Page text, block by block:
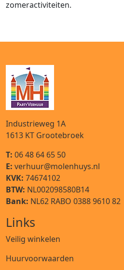
zomeractiviteiten.
Industrieweg 1A
1613 KT Grootebroek
T: 06 48 64 65 50
E: verhuur@molenhuys.nl
KVK: 74674102
BTW: NL002098580B14
Bank: NL62 RABO 0388 9610 82
Links
Veilig winkelen
Huurvoorwaarden